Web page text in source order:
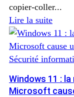
copier‑coller...
Lire la suite
Sécurité
Windows 11 :
Microsoft